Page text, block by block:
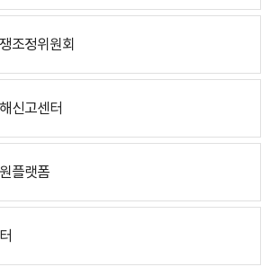
조정위원회
신고센터
플랫폼